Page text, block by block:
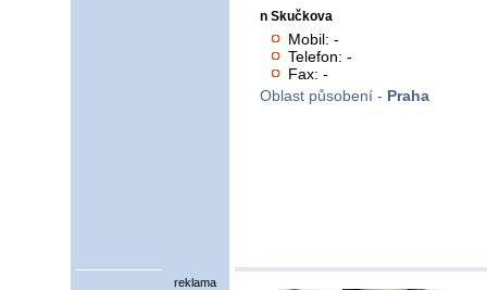
n Skučkova
Mobil: -
Telefon: -
Fax: -
Oblast působení - Praha
reklama